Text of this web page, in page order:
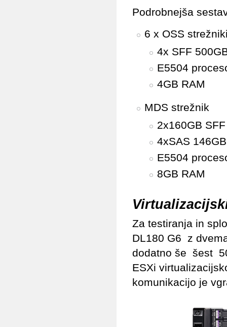
Podrobnejša
6 x OSS
4x SFF
E5504
4GB RAM
MDS strežnik
2x160GB
4xSAS
E5504
8GB RAM
Za testiranja in
DL180 G6 z
dodatno še šest
ESXi
komunikacijo je